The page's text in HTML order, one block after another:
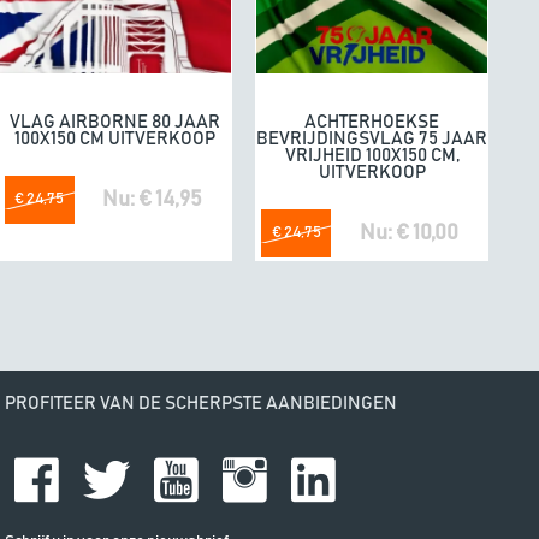
Fijne producten.
04/07/
omdat
In winkelwagen
VLAG AIRBORNE 80 JAAR
100X150 CM UITVERKOOP
€ 24,75 Nu: € 14,95
In winkelwagen
ACHTERHOEKSE
BEVRIJDINGSVLAG 75 JAAR
VRIJHEID 100X150 CM,
UITVERKOOP
€ 24,75 Nu: € 10,00
PROFITEER VAN DE SCHERPSTE AANBIEDINGEN